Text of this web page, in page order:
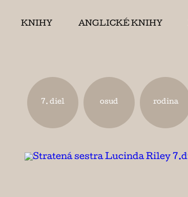
KNIHY ANGLICKÉ KNIHY
7. diel osud rodina